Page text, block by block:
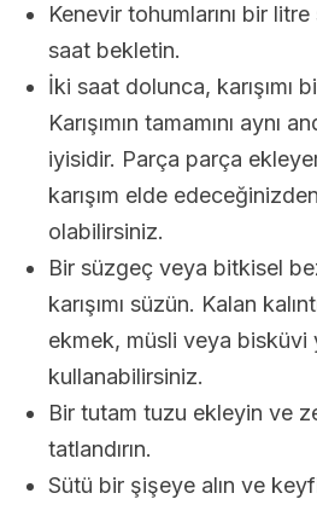
Kenevir tohumlarını bir
saat bekletin.
İki saat dolunca, karışımı
Karışımın tamamını aynı
iyisidir. Parça parça
karışım elde
olabilirsiniz.
Bir süzgeç veya bitkisel
karışımı süzün. Kalan
ekmek, müsli veya bisküvi
kullanabilirsiniz.
Bir tutam tuzu ekleyin ve
tatlandırın.
Sütü bir şişeye alın ve